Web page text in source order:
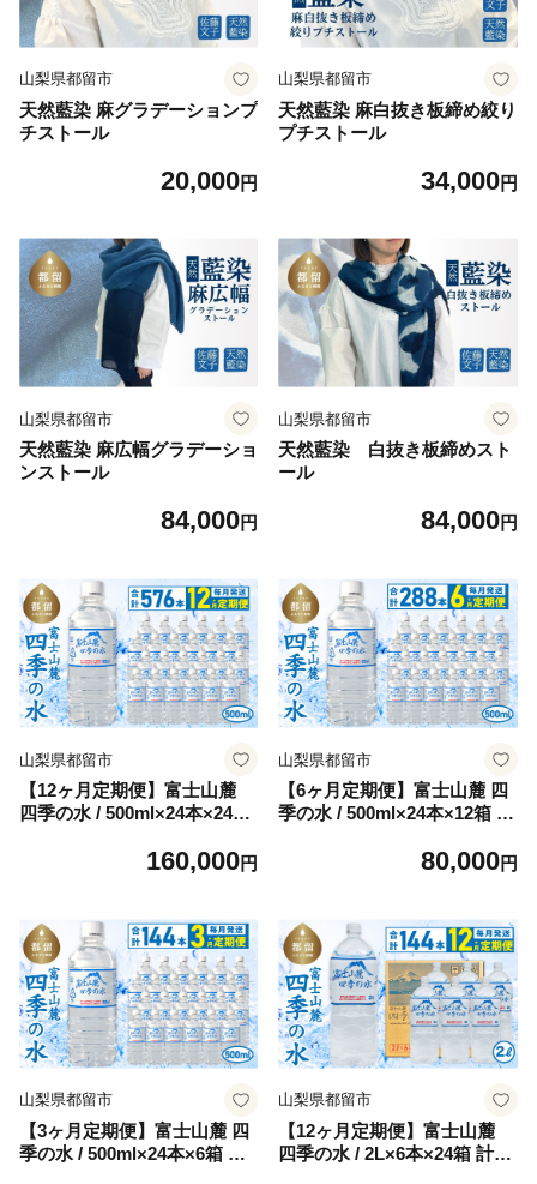
山梨県都留市
天然藍染 麻グラデーションプ
チストール
20,000円
山梨県都留市
天然藍染 麻白抜き板締め絞り
プチストール
34,000円
山梨県都留市
天然藍染 麻広幅グラデーショ
ンストール
84,000円
山梨県都留市
天然藍染 白抜き板締めスト
ール
84,000円
山梨県都留市
【12ヶ月定期便】富士山麓
四季の水 / 500ml×24本×24箱
ター|水 ペットボトル 飲料水
160,000円
山梨県都留市
【6ヶ月定期便】富士山麓 四
季の水 / 500ml×24本×12箱 計
ー|水 ペットボトル 飲料水 保
80,000円
山梨県都留市
【3ヶ月定期便】富士山麓 四
季の水 / 500ml×24本×6箱 計1
山梨県都留市
【12ヶ月定期便】富士山麓
四季の水 / 2L×6本×24箱 計14